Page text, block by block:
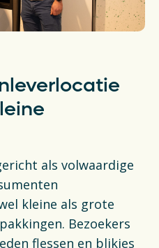
als volwaardige
kleine als grote
Bezoekers
flessen en blikjes